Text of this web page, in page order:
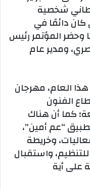
شخصية
كان دائمًا في
وحضر المؤتمر رئيس
ومدير عام
العام، مهرجان
الفنون
كما أن هناك
“عم أمين”،
وخريطة
وفتاة للتنظيم، واستقبال
على أية